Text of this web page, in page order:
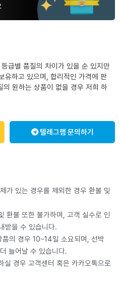
급별 품질의 차이가 있을 순 있지만
유하고 있으며, 합리적인 가격에 판
의 원하는 상품이 없을 경우 저희 하
텔레그램 문의하기
가 있는 경우를 제외한 경우 환불 및
환불 또한 불가하며, 고객 실수로 인
받을 수 있습니다.
의 경우 10~14일 소요되며, 선박
늘어날 수 있습니다.
실 경우 고객센터 혹은 카카오톡으로